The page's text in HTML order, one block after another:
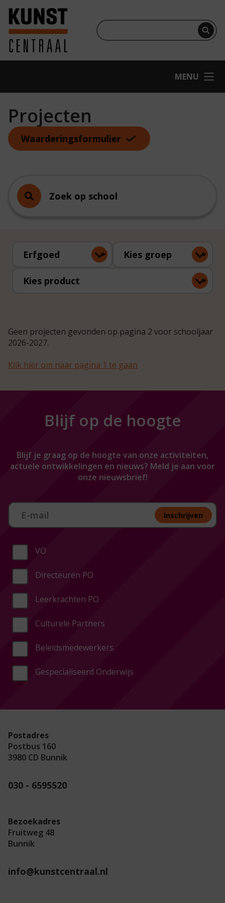
Ga naar hoofdinhoud
Terug naar homepage
OPEN
MENU
Projecten
Waarderingsformulier
Zoek op school
Kies onderwerp Kies groep
Kies product
Geen projecten gevonden op pagina 2 voor schooljaar
2026-2027.
Klik hier om naar pagina 1 te gaan
Blijf op de hoogte
Blijf je graag op de hoogte van onze activiteiten,
actuele ontwikkelingen en nieuws? Meld je aan voor
onze nieuwsbrief!
Aan melden nieuwsbrief Inschrijven
VO
Directeuren PO
Leerkrachten PO
Culturele Partners
Beleidsmedewerkers
Gespecialiseerd Onderwijs
Postadres
Postbus 160
3980 CD Bunnik
030 - 6595520
Bezoekadres
Fruitweg 48
Bunnik
info@kunstcentraal.nl